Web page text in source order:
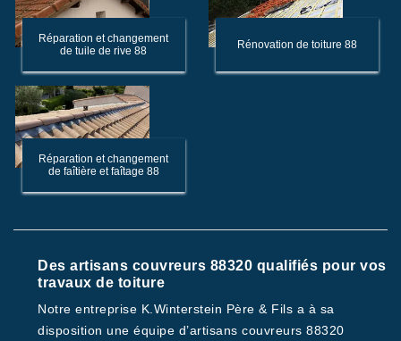
Réparation et changement
de tuile de rive 88
Rénovation de toiture 88
Réparation et changement
de faîtière et faîtage 88
Des artisans couvreurs 88320 qualifiés pour vos
travaux de toiture
Notre entreprise K.Winterstein Père & Fils a à sa
disposition une équipe d’artisans couvreurs 88320